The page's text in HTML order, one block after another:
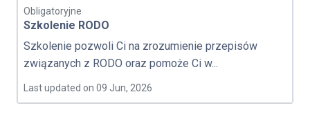
Obligatoryjne
Szkolenie RODO
Szkolenie pozwoli Ci na zrozumienie przepisów
związanych z RODO oraz pomoże Ci w...
Last updated on 09 Jun, 2026